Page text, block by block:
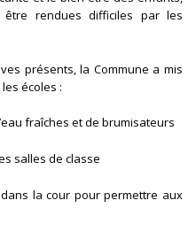
être rendues difficiles par les
présents, la Commune a mis
écoles :
fraîches et de brumisateurs
salles de classe
dans la cour pour permettre aux